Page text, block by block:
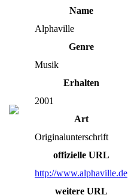
Name
Alphaville
Genre
Musik
Erhalten
2001
Art
Originalunterschrift
offizielle URL
http://www.alphaville.de
weitere URL